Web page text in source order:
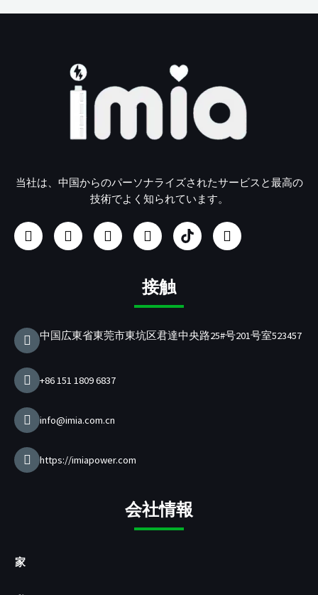
当社は、中国からのパーソナライズされたサービスと最高の
技術でよく知られています。
フ
ェ
イ
イ
ン
ス
ユ
ー
チ
リ
ン
ク
イ
ン
U
S
B
電
器
ツ
イ
ッ
接触
中国広東省東莞市東坑区君達中央路25#号201号室523457
+86 151 1809 6837
info@imia.com.cn
https://imiapower.com
会社情報
家